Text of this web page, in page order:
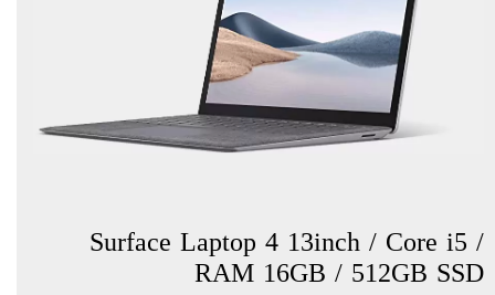
Surface Laptop 4 13inch / Core i5 /
RAM 16GB / 512GB SSD